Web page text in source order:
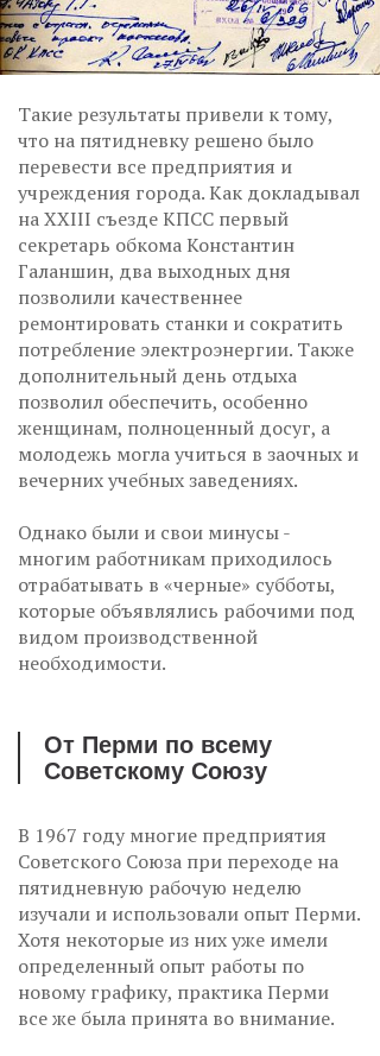
Такие результаты привели к тому,
что на пятидневку решено было
перевести все предприятия и
учреждения города. Как докладывал
на XXIII съезде КПСС первый
секретарь обкома Константин
Галаншин, два выходных дня
позволили качественнее
ремонтировать станки и сократить
потребление электроэнергии. Также
дополнительный день отдыха
позволил обеспечить, особенно
женщинам, полноценный досуг, а
молодежь могла учиться в заочных и
вечерних учебных заведениях.
Однако были и свои минусы -
многим работникам приходилось
отрабатывать в «черные» субботы,
которые объявлялись рабочими под
видом производственной
необходимости.
От Перми по всему
Советскому Союзу
В 1967 году многие предприятия
Советского Союза при переходе на
пятидневную рабочую неделю
изучали и использовали опыт Перми.
Хотя некоторые из них уже имели
определенный опыт работы по
новому графику, практика Перми
все же была принята во внимание.